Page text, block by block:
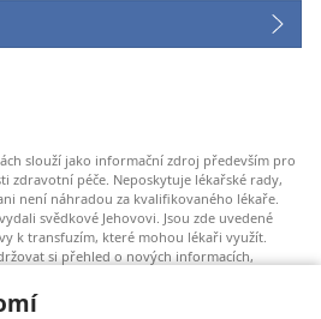
slouží jako informační zdroj především pro
zdravotní péče. Neposkytuje lékařské rady,
není náhradou za kvalifikovaného lékaře.
svědkové Jehovovi. Jsou zde uvedené
k transfuzím, které mohou lékaři využít.
si přehled o nových informacích,
odpovídat jejich zdravotnímu stavu a budou
a vyznáním. Uvedené postupy nemusí